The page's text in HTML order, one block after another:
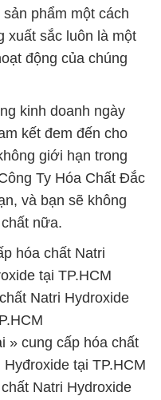
phẩm một cách
xuất sắc luôn là một
động của chúng
kinh doanh ngày
kết đem đến cho
giới hạn trong
Ty Hóa Chất Đắc
và bạn sẽ không
nữa.
hóa chất Natri
tại TP.HCM
Natri Hydroxide
» cung cấp hóa chất
tại TP.HCM
Natri Hydroxide